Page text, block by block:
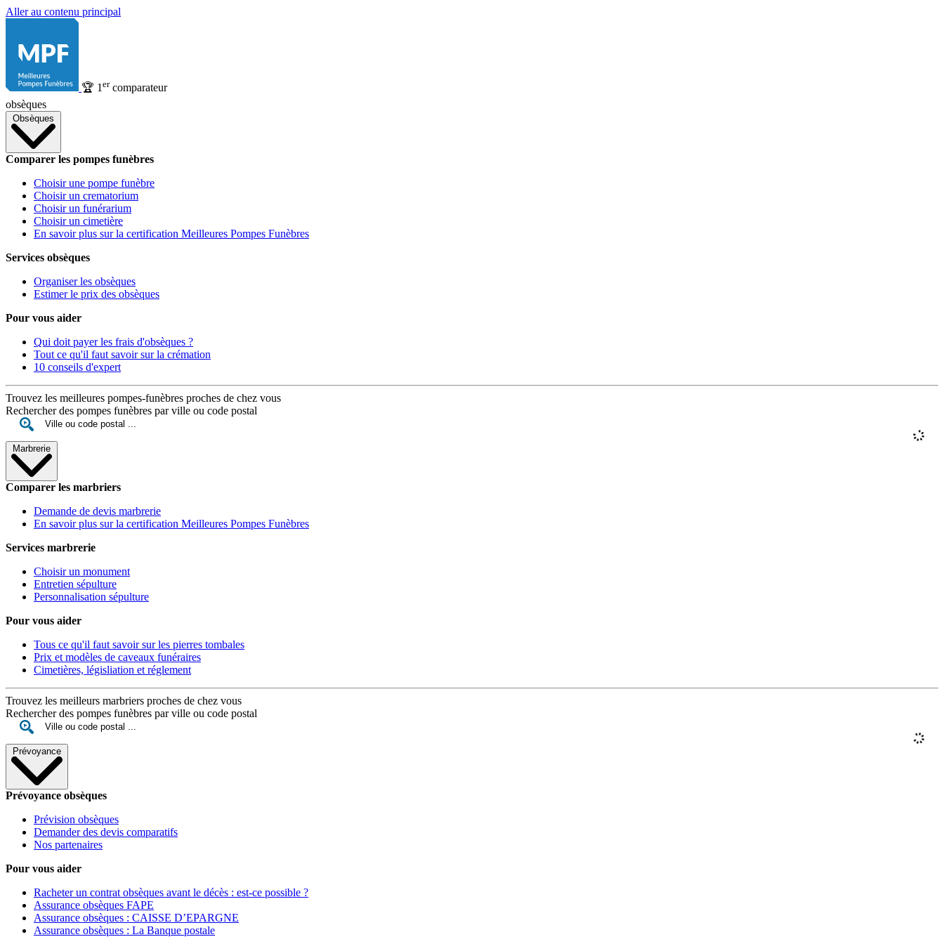
Aller au contenu principal
🏆 1 ercomparateur
obsèques
Obsèques
Comparer les pompes funèbres
Choisir une pompe funèbre
Choisir un crematorium
Choisir un funérarium
Choisir un cimetière
En savoir plus sur la certification Meilleures Pompes Funèbres
Services obsèques
Organiser les obsèques
Estimer le prix des obsèques
Pour vous aider
Qui doit payer les frais d'obsèques ?
Tout ce qu'il faut savoir sur la crémation
10 conseils d'expert
Trouvez les meilleures pompes-funèbres proches de chez vous
Rechercher des pompes funèbres par ville ou code postal
Marbrerie
Comparer les marbriers
Demande de devis marbrerie
En savoir plus sur la certification Meilleures Pompes Funèbres
Services marbrerie
Choisir un monument
Entretien sépulture
Personnalisation sépulture
Pour vous aider
Tous ce qu'il faut savoir sur les pierres tombales
Prix et modèles de caveaux funéraires
Cimetières, législiation et réglement
Trouvez les meilleurs marbriers proches de chez vous
Rechercher des pompes funèbres par ville ou code postal
Prévoyance
Prévoyance obsèques
Prévision obsèques
Demander des devis comparatifs
Nos partenaires
Pour vous aider
Racheter un contrat obsèques avant le décès : est-ce possible ?
Assurance obsèques FAPE
Assurance obsèques : CAISSE D’EPARGNE
Assurance obsèques : La Banque postale